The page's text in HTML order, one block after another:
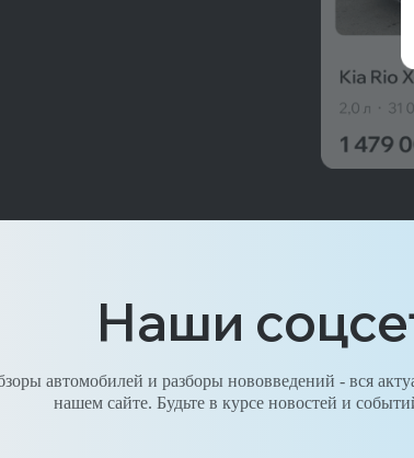
Наши
автомобилей и разборы нововведений - вся
нашем сайте. Будьте в курсе новостей и